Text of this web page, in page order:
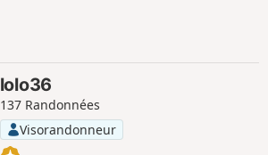
lolo36
137 Randonnées
Visorandonneur